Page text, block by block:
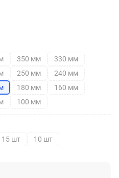
350 мм
330 мм
250 мм
240 мм
180 мм
160 мм
100 мм
15 шт 10 шт